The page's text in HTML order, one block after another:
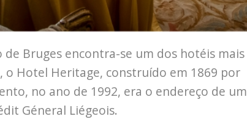
Bruges encontra-se um dos hotéis mais
o Hotel Heritage, construído em 1869 por
no ano de 1992, era o endereço de um
Géneral Liégeois.